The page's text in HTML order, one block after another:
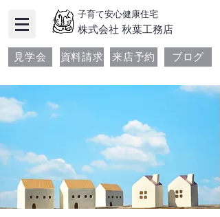
子育て安心健康住宅
​株式会社 秋葉工務店
見学会 資料請求 来店予約 ブログ